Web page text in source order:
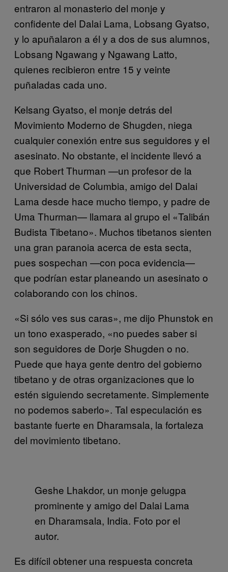
entraron al monasterio del monje y
confidente del Dalai Lama, Lobsang Gyatso,
y lo apuñalaron a él y a dos de sus alumnos,
Lobsang Ngawang y Ngawang Latto,
quienes recibieron entre 15 y veinte
puñaladas cada uno.
Kelsang Gyatso, el monje detrás del
Movimiento Moderno de Shugden, niega
cualquier conexión entre sus seguidores y el
asesinato. No obstante, el incidente llevó a
que Robert Thurman —un profesor de la
Universidad de Columbia, amigo del Dalai
Lama desde hace mucho tiempo, y padre de
Uma Thurman— llamara al grupo el «Talibán
Budista Tibetano». Muchos tibetanos sienten
una gran paranoia acerca de esta secta,
pues sospechan —con poca evidencia—
que podrían estar planeando un asesinato o
colaborando con los chinos.
«Si sólo ves sus caras», me dijo Phunstok en
un tono exasperado, «no puedes saber si
son seguidores de Dorje Shugden o no.
Puede que haya gente dentro del gobierno
tibetano y de otras organizaciones que lo
estén siguiendo secretamente. Simplemente
no podemos saberlo». Tal especulación es
bastante fuerte en Dharamsala, la fortaleza
del movimiento tibetano.
Geshe Lhakdor, un monje gelugpa
prominente y amigo del Dalai Lama
en Dharamsala, India. Foto por el
autor.
Es difícil obtener una respuesta concreta